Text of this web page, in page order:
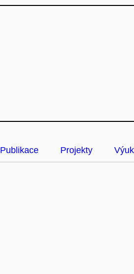
Publikace Projekty